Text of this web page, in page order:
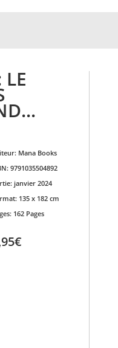
Mana Books
9791035504892
janvier 2024
135 x 182 cm
162 Pages